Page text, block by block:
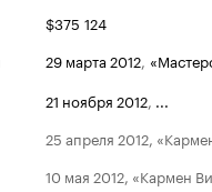
$375 124
29 марта 2012
21 ноября 2012, ...
25 апреля 2012,
10 мая 2012, «Кармен